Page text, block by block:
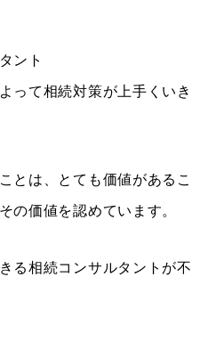
ント
って相続対策が上手くいき
とは、とても価値があるこ
の価値を認めています。
る相続コンサルタントが不